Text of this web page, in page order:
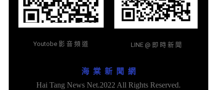
Youtobe 影 音 頻 道 LINE @ 即 時 新 聞
海 棠 新 聞 網
Hai Tang News Net.2022 All Rights Reserved.